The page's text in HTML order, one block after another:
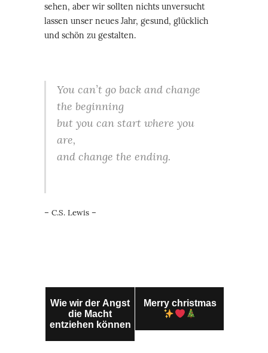
sehen, aber wir sollten nichts unversucht
lassen unser neues Jahr, gesund, glücklich
und schön zu gestalten.
You can’t go back and change
the beginning
but you can start where you
are,
and change the ending.
– C.S. Lewis –
Wie wir der Angst
die Macht
entziehen können
Merry christmas